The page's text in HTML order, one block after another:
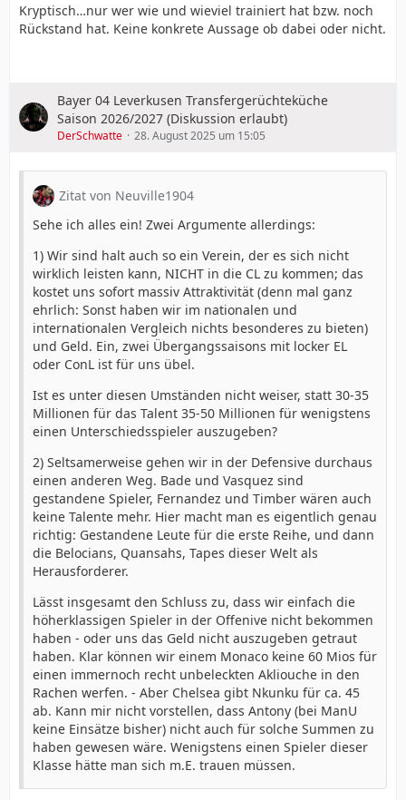
Kryptisch…nur wer wie und wieviel trainiert hat bzw. noch
Rückstand hat. Keine konkrete Aussage ob dabei oder nicht.
Bayer 04 Leverkusen Transfergerüchteküche
Saison 2026/2027 (Diskussion erlaubt)
DerSchwatte 28. August 2025 um 15:05
Zitat von Neuville1904
Sehe ich alles ein! Zwei Argumente allerdings:
1) Wir sind halt auch so ein Verein, der es sich nicht
wirklich leisten kann, NICHT in die CL zu kommen; das
kostet uns sofort massiv Attraktivität (denn mal ganz
ehrlich: Sonst haben wir im nationalen und
internationalen Vergleich nichts besonderes zu bieten)
und Geld. Ein, zwei Übergangssaisons mit locker EL
oder ConL ist für uns übel.
Ist es unter diesen Umständen nicht weiser, statt 30-35
Millionen für das Talent 35-50 Millionen für wenigstens
einen Unterschiedsspieler auszugeben?
2) Seltsamerweise gehen wir in der Defensive durchaus
einen anderen Weg. Bade und Vasquez sind
gestandene Spieler, Fernandez und Timber wären auch
keine Talente mehr. Hier macht man es eigentlich genau
richtig: Gestandene Leute für die erste Reihe, und dann
die Belocians, Quansahs, Tapes dieser Welt als
Herausforderer.
Lässt insgesamt den Schluss zu, dass wir einfach die
höherklassigen Spieler in der Offenive nicht bekommen
haben - oder uns das Geld nicht auszugeben getraut
haben. Klar können wir einem Monaco keine 60 Mios für
einen immernoch recht unbeleckten Akliouche in den
Rachen werfen. - Aber Chelsea gibt Nkunku für ca. 45
ab. Kann mir nicht vorstellen, dass Antony (bei ManU
keine Einsätze bisher) nicht auch für solche Summen zu
haben gewesen wäre. Wenigstens einen Spieler dieser
Klasse hätte man sich m.E. trauen müssen.